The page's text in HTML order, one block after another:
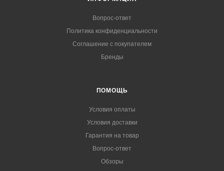
Вопрос-ответ
Политика конфиденциальности
Соглашение с покупателем
Бренды
ПОМОЩЬ
Условия оплаты
Условия доставки
Гарантия на товар
Вопрос-ответ
Обзоры